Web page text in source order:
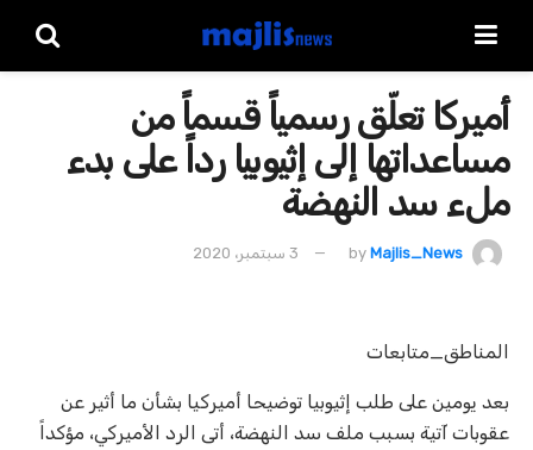
أميركا تعلّق رسمياً قسماً من
مساعداتها إلى إثيوبيا رداً على بدء
ملء سد النهضة
by Majlis_News 3 سبتمبر، 2020
المناطق_متابعات
بعد يومين على طلب إثيوبيا توضيحا أميركيا بشأن ما أثير عن
عقوبات آتية بسبب ملف سد النهضة، أتى الرد الأميركي، مؤكداً